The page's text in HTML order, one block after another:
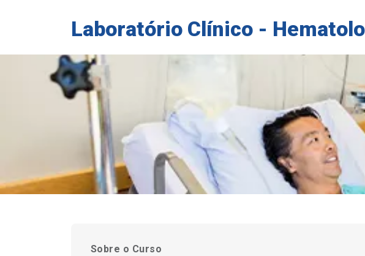
Laboratório Clínico -
Sobre o Curso